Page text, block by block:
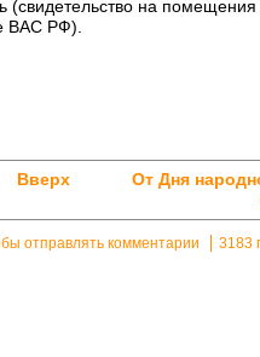
на
ВАС РФ).
Вверх
От Дня
отправлять комментарии 3183